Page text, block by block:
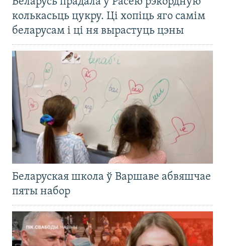
колькасьць цукру. Ці хопіць яго самім
беларусам і ці ня вырастуць цэны
Беларуская школа ў Варшаве абвяшчае
пяты набор